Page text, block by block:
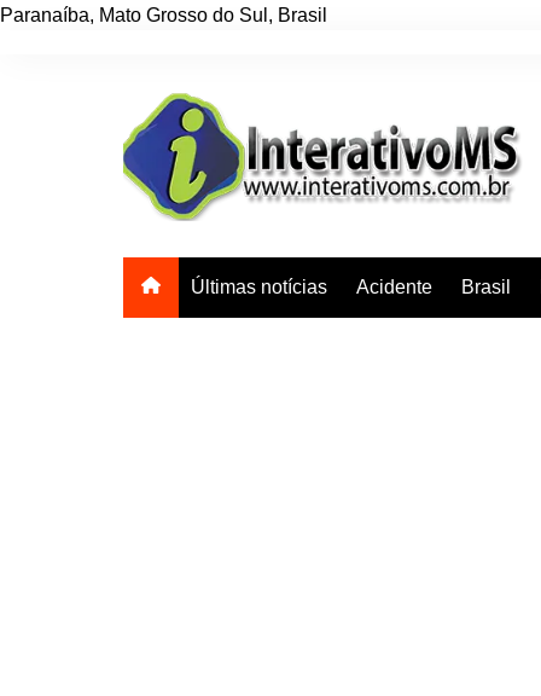
Paranaíba, Mato Grosso do Sul , Brasil
Últimas notícias Acidente Brasil